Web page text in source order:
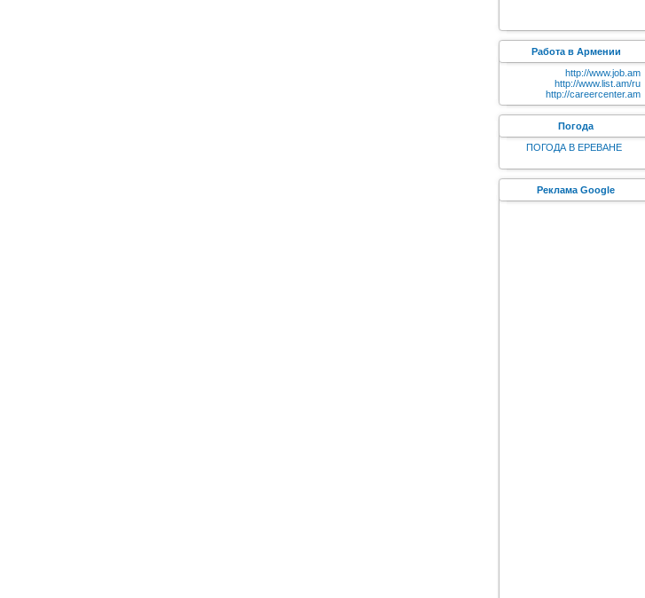
Работа в Армении
http://www.job.am
http://www.list.am/ru
http://careercenter.am
Погода
ПОГОДА В ЕРЕВАНЕ
Реклама Google